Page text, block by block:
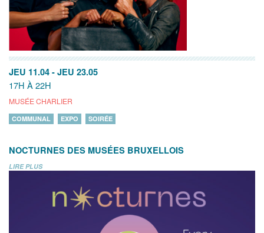
JEU 11.04 - JEU 23.05
17H À 22H
MUSÉE CHARLIER
COMMUNAL EXPO SOIRÉE
NOCTURNES DES MUSÉES BRUXELLOIS
LIRE PLUS